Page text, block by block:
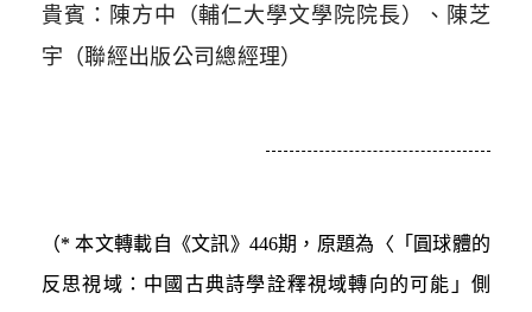
貴賓：陳方中（輔仁大學文學院院長）、陳芝
宇（聯經出版公司總經理）
（* 本文轉載自《文訊》446期，原題為〈「圓球體的
反思視域：中國古典詩學詮釋視域轉向的可能」側